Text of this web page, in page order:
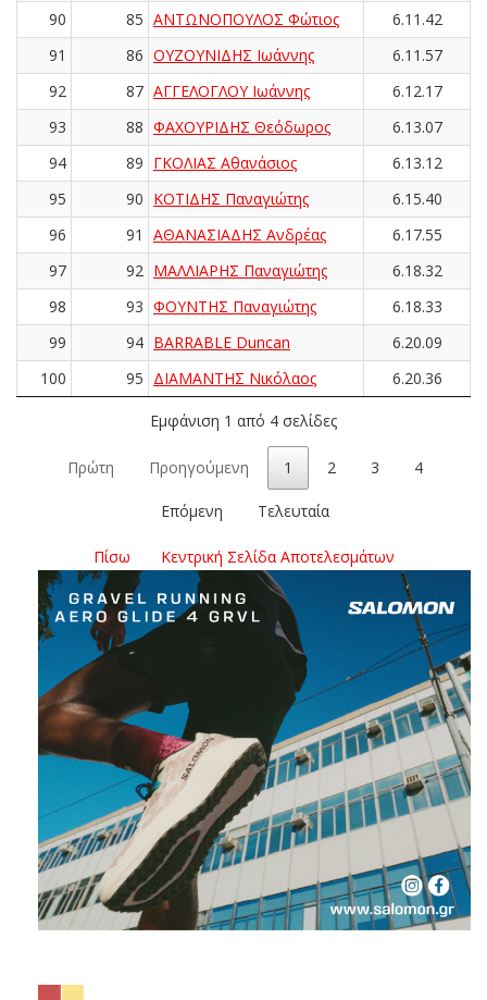
90
85 ΑΝΤΩΝΟΠΟΥΛΟΣ Φώτιος
6.11.42
91
86 ΟΥΖΟΥΝΙΔΗΣ Ιωάννης
6.11.57
92
87 ΑΓΓΕΛΟΓΛΟΥ Ιωάννης
6.12.17
93
88 ΦΑΧΟΥΡΙΔΗΣ Θεόδωρος
6.13.07
94
89 ΓΚΟΛΙΑΣ Αθανάσιος
6.13.12
95
90 ΚΟΤΙΔΗΣ Παναγιώτης
6.15.40
96
91 ΑΘΑΝΑΣΙΑΔΗΣ Ανδρέας
6.17.55
97
92 ΜΑΛΛΙΑΡΗΣ Παναγιώτης
6.18.32
98
93 ΦΟΥΝΤΗΣ Παναγιώτης
6.18.33
99
94 BARRABLE Duncan
6.20.09
100
95 ΔΙΑΜΑΝΤΗΣ Νικόλαος 6.20.36
Εμφάνιση 1 από 4 σελίδες
Πρώτη Προηγούμενη 1 2 3 4
Επόμενη Τελευταία
Πίσω Κεντρική Σελίδα Αποτελεσμάτων